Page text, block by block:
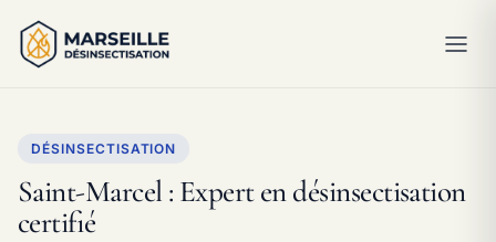
DÉSINSECTISATION
Saint-Marcel : Expert en désinsectisation
certifié